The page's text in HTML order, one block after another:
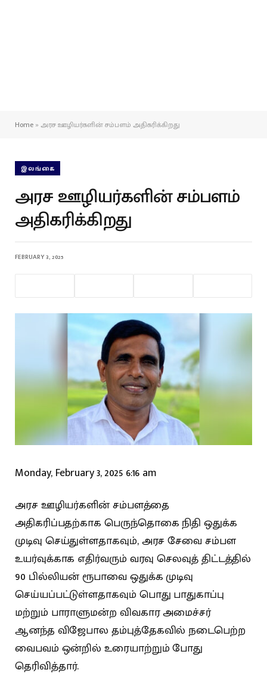
Home » அரச ஊழியர்களின் சம்பளம் அதிகரிக்கிறது
இலங்கை
அரச ஊழியர்களின் சம்பளம்
அதிகரிக்கிறது
FEBRUARY 3, 2025
Monday, February 3, 2025 6:16 am
அரச ஊழியர்களின் சம்பளத்தை
அதிகரிப்பதற்காக பெருந்தொகை நிதி ஒதுக்க
முடிவு செய்துள்ளதாகவும், அரச சேவை சம்பள
உயர்வுக்காக எதிர்வரும் வரவு செலவுத் திட்டத்தில்
90 பில்லியன் ரூபாவை ஒதுக்க முடிவு
செய்யப்பட்டுள்ளதாகவும் பொது பாதுகாப்பு
மற்றும் பாராளுமன்ற விவகார அமைச்சர்
ஆனந்த விஜேபால தம்புத்தேகவில் நடைபெற்ற
வைபவம் ஒன்றில் உரையாற்றும் போது
தெரிவித்தார்.